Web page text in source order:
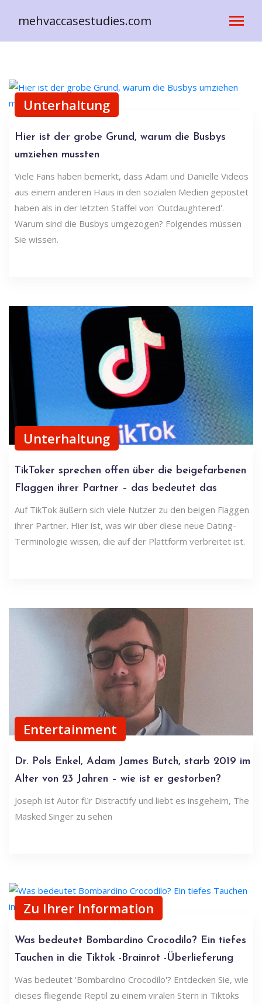
mehvaccasestudies.com
Unterhaltung
Hier ist der grobe Grund, warum die Busbys
umziehen mussten
Viele Fans haben bemerkt, dass Adam und Danielle Videos
aus einem anderen Haus in den sozialen Medien gepostet
haben als in der letzten Staffel von 'Outdaughtered'.
Warum sind die Busbys umgezogen? Folgendes müssen
Sie wissen.
Unterhaltung
TikToker sprechen offen über die beigefarbenen
Flaggen ihrer Partner – das bedeutet das
Auf TikTok äußern sich viele Nutzer zu den beigen Flaggen
ihrer Partner. Hier ist, was wir über diese neue Dating-
Terminologie wissen, die auf der Plattform verbreitet ist.
Entertainment
Dr. Pols Enkel, Adam James Butch, starb 2019 im
Alter von 23 Jahren – wie ist er gestorben?
Joseph ist Autor für Distractify und liebt es insgeheim, The
Masked Singer zu sehen
Zu Ihrer Information
Was bedeutet Bombardino Crocodilo? Ein tiefes
Tauchen in die Tiktok -Brainrot -Überlieferung
Was bedeutet 'Bombardino Crocodilo'? Entdecken Sie, wie
dieses fliegende Reptil zu einem viralen Stern in Tiktoks